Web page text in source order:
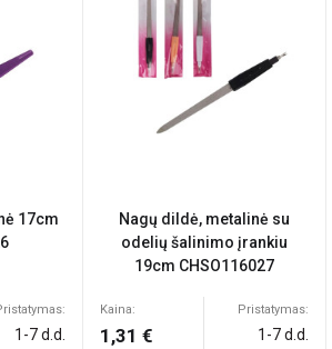
17cm
1-7 d.d.
Nagų dildė, metalinė su
odelių šalinimo įrankiu
19cm CHSO116027
Kaina:
1,31 €
Pristatymas:
1-7 d.d.